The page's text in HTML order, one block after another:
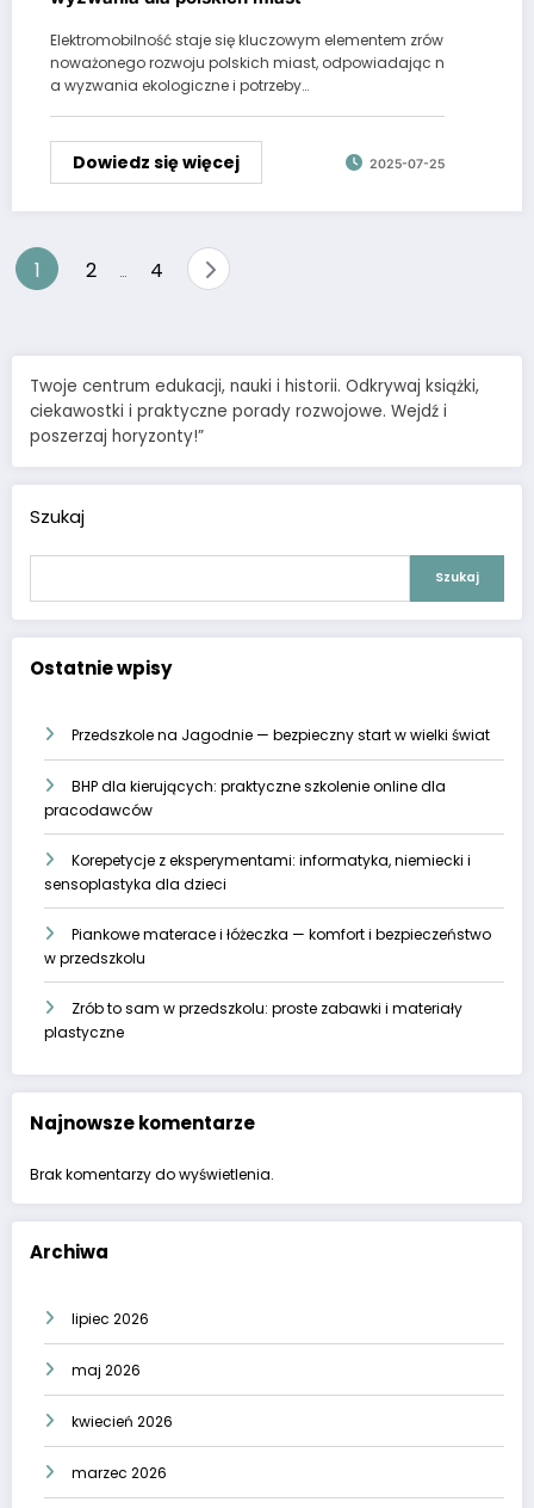
Elektromobilność staje się kluczowym elementem zrów
noważonego rozwoju polskich miast, odpowiadając n
a wyzwania ekologiczne i potrzeby…
Dowiedz się więcej 2025-07-25
Stronicowanie
1 2 … 4
Twoje centrum edukacji, nauki i historii. Odkrywaj książki,
ciekawostki i praktyczne porady rozwojowe. Wejdź i
poszerzaj horyzonty!”
Szukaj
Szukaj
Ostatnie wpisy
Przedszkole na Jagodnie — bezpieczny start w wielki świat
BHP dla kierujących: praktyczne szkolenie online dla
pracodawców
Korepetycje z eksperymentami: informatyka, niemiecki i
sensoplastyka dla dzieci
Piankowe materace i łóżeczka — komfort i bezpieczeństwo
w przedszkolu
Zrób to sam w przedszkolu: proste zabawki i materiały
plastyczne
Najnowsze komentarze
Brak komentarzy do wyświetlenia.
Archiwa
lipiec 2026
maj 2026
kwiecień 2026
marzec 2026